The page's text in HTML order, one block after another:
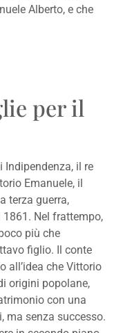
Alberto, e che
per il
Indipendenza, il re
Emanuele, il
terza guerra,
Nel frattempo,
più che
figlio. Il conte
all’idea che Vittorio
origini popolane,
con una
ma senza successo.